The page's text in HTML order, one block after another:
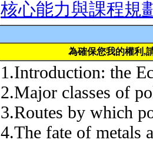
核心能力與課程規
為確保您我的權利,
1.Introduction: the
2.Major classes of
3.Routes by which
4.The fate of metals